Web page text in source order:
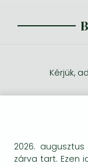
Kérjük,
2026.
zárva tart. Ezen